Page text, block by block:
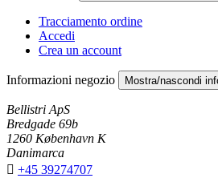
Tracciamento ordine
Accedi
Crea un account
Informazioni negozio Mostra/nascondi
Bellistri ApS
Bredgade 69b
1260 København K
Danimarca
 +45 39274707